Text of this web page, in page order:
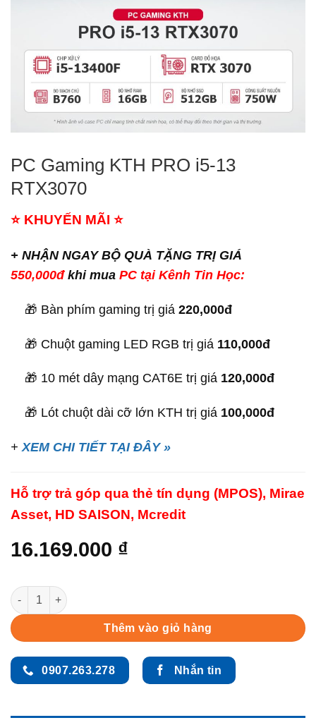
PC Gaming KTH PRO i5-13
RTX3070
⭐ KHUYẾN MÃI ⭐
+ NHẬN NGAY BỘ QUÀ TẶNG TRỊ GIÁ
550,000đ khi mua PC tại Kênh Tin Học:
🎁 Bàn phím gaming trị giá 220,000đ
🎁 Chuột gaming LED RGB trị giá 110,000đ
🎁 10 mét dây mạng CAT6E trị giá 120,000đ
🎁 Lót chuột dài cỡ lớn KTH trị giá 100,000đ
+ XEM CHI TIẾT TẠI ĐÂY »
Hỗ trợ trả góp qua thẻ tín dụng (MPOS), Mirae
Asset, HD SAISON, Mcredit
16.169.000 ₫
PC Gaming KTH PRO i5-13 RTX3070 quantity
Thêm vào giỏ hàng
0907.263.278 Nhắn tin